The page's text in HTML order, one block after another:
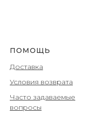
ПОМОЩЬ
Доставка
Условия возврата
Часто задаваемые
вопросы